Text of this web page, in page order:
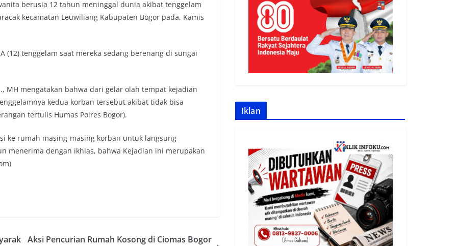
berusia 12 tahun meninggal dunia akibat tenggelam
kecamatan Leuwiliang Kabupaten Bogor pada, Kamis
(12) tenggelam saat mereka sedang berenang di sungai
MH mengatakan bahwa dari gelar olah tempat kejadian
kedua korban tersebut akibat tidak bisa
tertulis Humas Polres Bogor).
ke rumah masing-masing korban untuk langsung
menerima dengan ikhlas, bahwa Kejadian ini merupakan
Aksi Pencurian Rumah Kosong di Ciomas Bogor
Iklan